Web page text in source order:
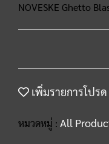
NOVESKE Ghetto
เพิ่มรายการโปรด
หมวดหมู่ : All